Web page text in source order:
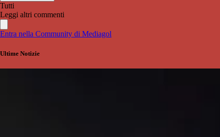
Tutti
Leggi altri commenti
Entra nella Community di Mediagol
Ultime Notizie